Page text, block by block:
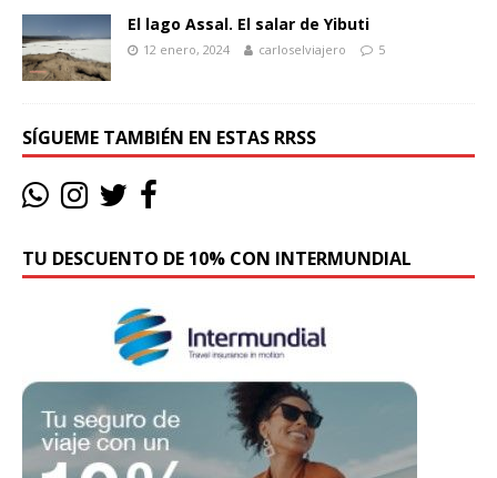
El lago Assal. El salar de Yibuti
12 enero, 2024 carloselviajero 5
SÍGUEME TAMBIÉN EN ESTAS RRSS
TU DESCUENTO DE 10% CON INTERMUNDIAL